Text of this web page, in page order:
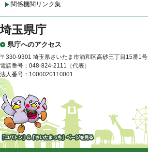
関係機関リンク集
埼玉県庁
県庁へのアクセス
〒330-9301 埼玉県さいたま市浦和区高砂三丁目15番1号
電話番号：048-824-2111（代表）
法人番号：1000020110001
「コバトン」&「さいたまっ